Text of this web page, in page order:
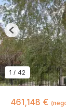
461,148 €
1 / 42
Previous